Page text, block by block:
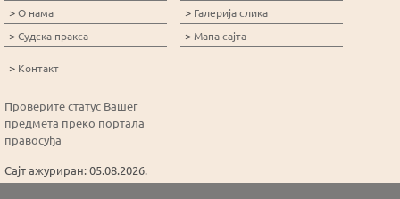
>О нама
>Судска пракса
> Галерија слика
> Мапа сајта
> Контакт
Проверите статус Вашег
предмета преко портала
правосуђа
Сајт ажуриран: 05.08.2026.